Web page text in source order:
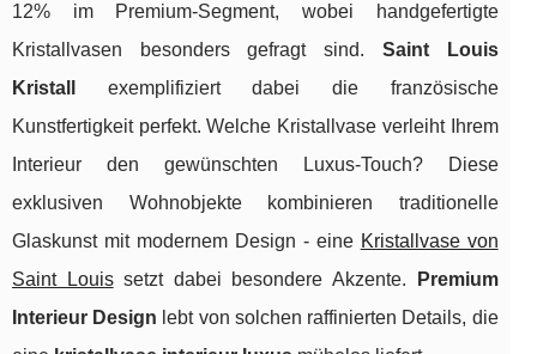
12% im Premium-Segment, wobei handgefertigte
Kristallvasen besonders gefragt sind. Saint Louis
Kristall
exemplifiziert dabei die französische
Kunstfertigkeit perfekt. Welche Kristallvase verleiht Ihrem
Interieur den gewünschten Luxus-Touch? Diese
exklusiven Wohnobjekte kombinieren traditionelle
Glaskunst mit modernem Design - eine Kristallvase von
Saint Louissetzt dabei besondere Akzente.
Premium
Interieur Design lebt von solchen raffinierten Details, die